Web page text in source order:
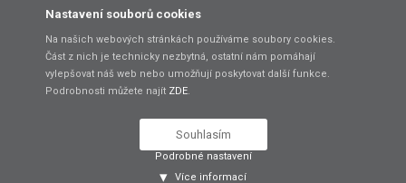
Miniaturní LED osvětlení LUMIFA LF1D-C2F-
2W-330
Miniaturní rozměry, krytí IP67f, IP69K
studená bílá
Nastavení souborů cookies
Na našich webových stránkách používáme soubory cookies.
Část z nich je technicky nezbytná, ostatní nám pomáhají
vylepšovat náš web nebo umožňují poskytovat další funkce.
Podrobnosti můžete najít ZDE.
Souhlasím
Podrobné nastavení
Více informací